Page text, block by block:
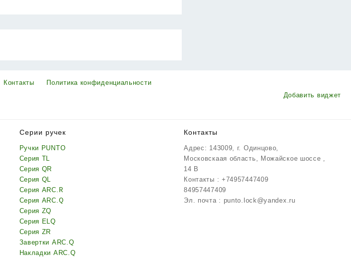
Контакты Политика конфиденциальности
Добавить виджет
Серии ручек
Ручки PUNTO
Серия TL
Серия QR
Серия QL
Серия ARC.R
Серия ARC.Q
Серия ZQ
Серия ELQ
Серия ZR
Завертки ARC.Q
Накладки ARC.Q
Контакты
Адрес: 143009, г. Одинцово,
Московскаая область, Можайское шоссе ,
14 В
Контакты : +74957447409
84957447409
Эл. почта : punto.lock@yandex.ru